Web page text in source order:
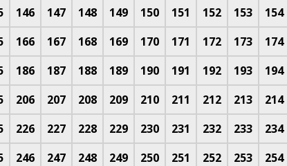
146 147 148 149 150 151 152 153 154
166 167 168 169 170 171 172 173 174
186 187 188 189 190 191 192 193 194
206 207 208 209 210 211 212 213 214
226 227 228 229 230 231 232 233 234
246 247 248 249 250 251 252 253 254